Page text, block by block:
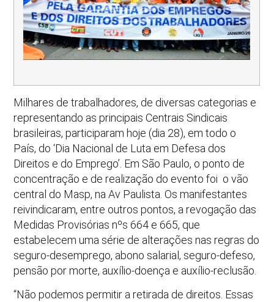
Milhares de trabalhadores, de diversas categorias e
representando as principais Centrais Sindicais
brasileiras, participaram hoje (dia 28), em todo o
País, do ‘Dia Nacional de Luta em Defesa dos
Direitos e do Emprego’. Em São Paulo, o ponto de
concentração e de realização do evento foi o vão
central do Masp, na Av Paulista. Os manifestantes
reivindicaram, entre outros pontos, a revogação das
Medidas Provisórias nºs 664 e 665, que
estabelecem uma série de alterações nas regras do
seguro-desemprego, abono salarial, seguro-defeso,
pensão por morte, auxílio-doença e auxílio-reclusão.
“Não podemos permitir a retirada de direitos. Essas